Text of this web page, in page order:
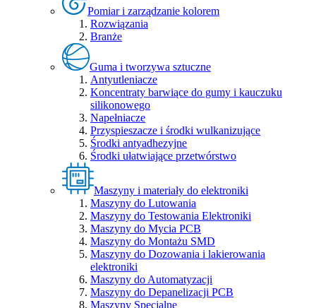
Pomiar i zarządzanie kolorem
Rozwiązania
Branże
Guma i tworzywa sztuczne
Antyutleniacze
Koncentraty barwiące do gumy i kauczuku
silikonowego
Napełniacze
Przyspieszacze i środki wulkanizujące
Środki antyadhezyjne
Środki ułatwiające przetwórstwo
Maszyny i materiały do elektroniki
Maszyny do Lutowania
Maszyny do Testowania Elektroniki
Maszyny do Mycia PCB
Maszyny do Montażu SMD
Maszyny do Dozowania i lakierowania
elektroniki
Maszyny do Automatyzacji
Maszyny do Depanelizacji PCB
Maszyny Specjalne